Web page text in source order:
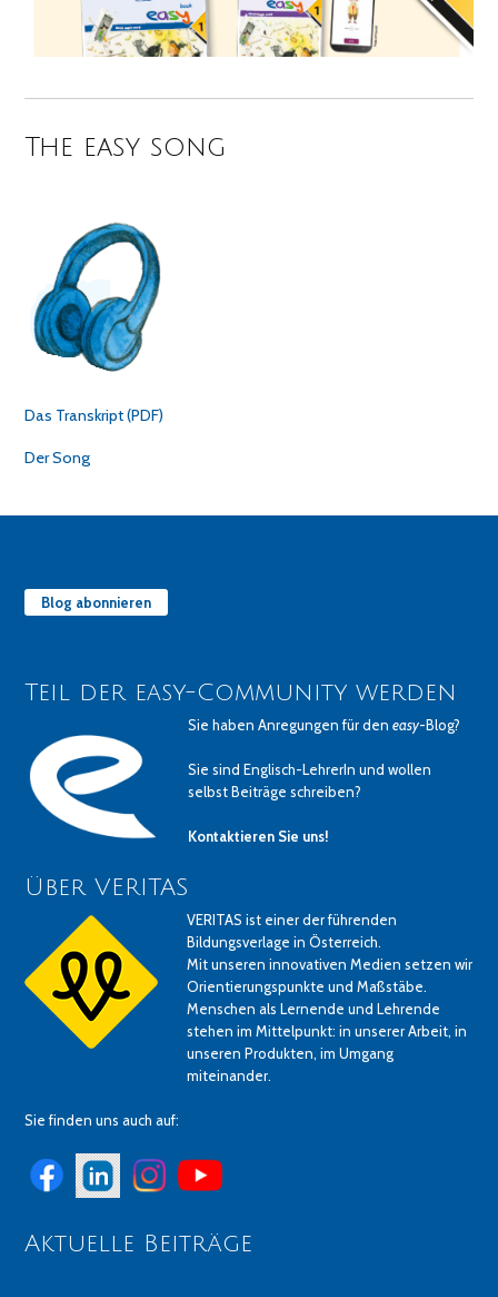
The easy song
Das Transkript (PDF)
Der Song
Blog abonnieren
Teil der easy-Community werden
Sie haben Anregungen für deneasy-Blog?
Sie sind Englisch-LehrerIn und wollen
selbst Beiträge schreiben?
Kontaktieren Sie uns!
Über VERITAS
VERITAS ist einer der führenden
Bildungsverlage in Österreich.
Mit unseren innovativen Medien setzen wir
Orientierungspunkte und Maßstäbe.
Menschen als Lernende und Lehrende
stehen im Mittelpunkt: in unserer Arbeit, in
unseren Produkten, im Umgang
miteinander.
Sie finden uns auch auf:
Aktuelle Beiträge